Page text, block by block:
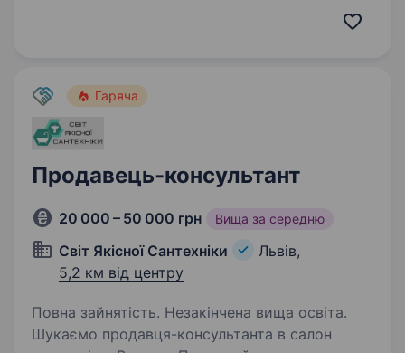
консультанта…
Гаряча
Продавець-консультант
20 000 – 50 000 грн Вища за середню
Світ Якісної Сантехніки
Львів,
5,2 км від центру
Повна зайнятість. Незакінчена вища освіта.
Шукаємо продавця-консультанта в салон